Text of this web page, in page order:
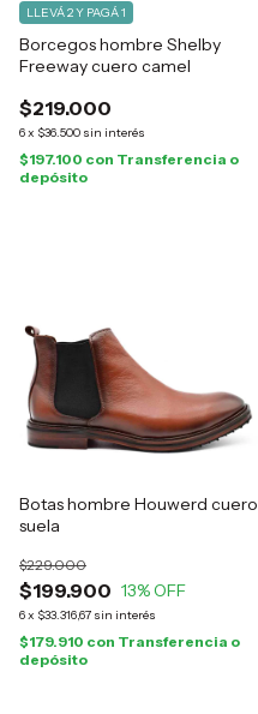
Borcegos hombre Shelby
Freeway cuero camel
$219.000
6x $36.500 sin interés
LLEVÁ 2 Y PAGÁ 1
$197.100 con Transferencia o
depósito
Botas hombre Houwerd cuero
suela
$199.900
$229.000
13% OFF
6x $33.316,67 sin interés
$179.910 con Transferencia o
depósito